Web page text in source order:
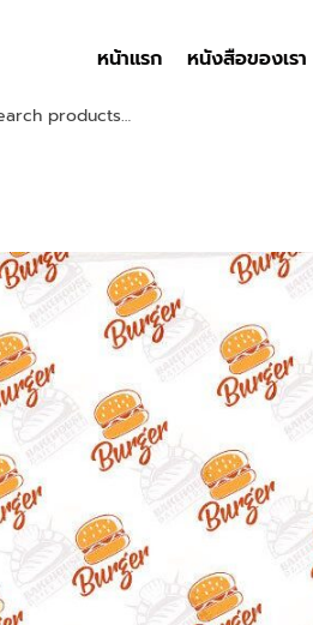
หน้าแรก หนังสือของเรา